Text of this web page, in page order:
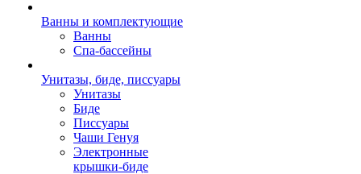
Ванны и комплектующие
Ванны
Спа-бассейны
Унитазы, биде, писсуары
Унитазы
Биде
Писсуары
Чаши Генуя
Электронные
крышки-биде